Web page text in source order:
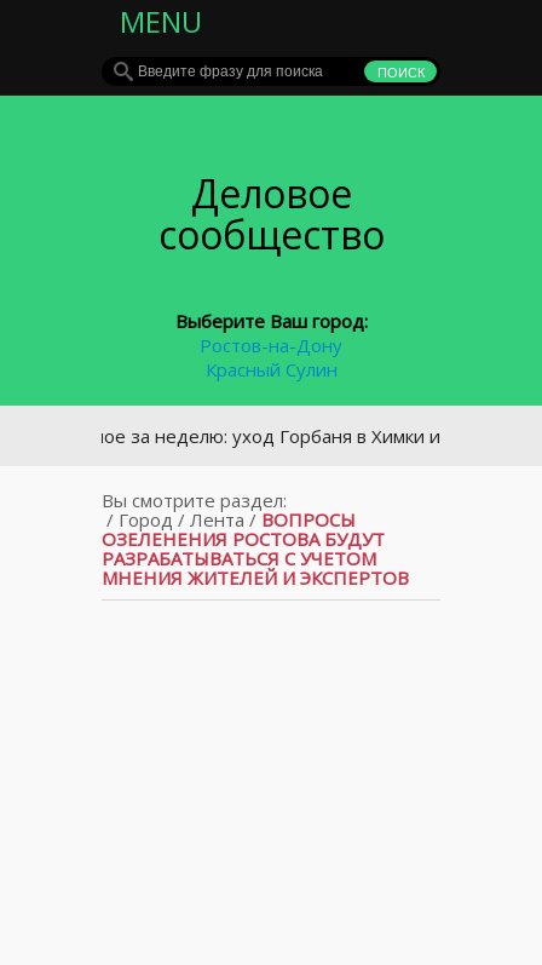
MENU
Деловое
сообщество
Выберите Ваш город:
Ростов-на-Дону
Красный Сулин
Главное за неделю: уход Горбаня в Химки и крупное ДТП в
Вы смотрите раздел:
/ Город/ Лента / ВОПРОСЫ
ОЗЕЛЕНЕНИЯ РОСТОВА БУДУТ
РАЗРАБАТЫВАТЬСЯ С УЧЕТОМ
МНЕНИЯ ЖИТЕЛЕЙ И ЭКСПЕРТОВ